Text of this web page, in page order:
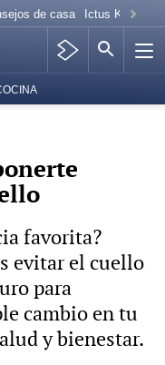
de casa Ictus Kiko
favorita?
evitar el cuello
para
cambio en tu
y bienestar.